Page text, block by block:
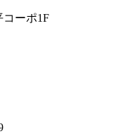
ーポ1F